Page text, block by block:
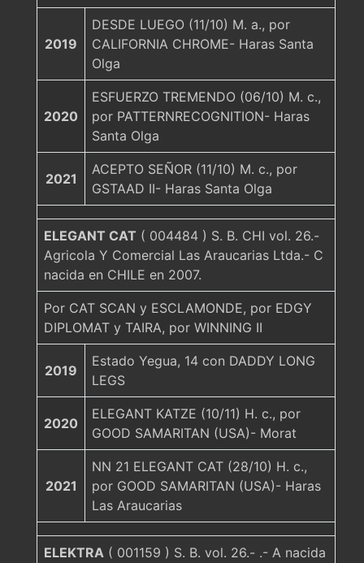
2019
DESDE LUEGO (11/10) M. a., por
CALIFORNIA CHROME- Haras Santa
Olga
2020
ESFUERZO TREMENDO (06/10) M. c.,
por PATTERNRECOGNITION- Haras
Santa Olga
2021
ACEPTO SEÑOR (11/10) M. c., por
GSTAAD II- Haras Santa Olga
ELEGANT CAT ( 004484 ) S. B. CHI vol. 26.-
Agricola Y Comercial Las Araucarias Ltda.- C
nacida en CHILE en 2007.
Por CAT SCAN y ESCLAMONDE, por EDGY
DIPLOMAT y TAIRA, por WINNING II
2019
Estado Yegua, 14 con DADDY LONG
LEGS
2020
ELEGANT KATZE (10/11) H. c., por
GOOD SAMARITAN (USA)- Morat
2021
NN 21 ELEGANT CAT (28/10) H. c.,
por GOOD SAMARITAN (USA)- Haras
Las Araucarias
ELEKTRA ( 001159 ) S. B. vol. 26.- .- A nacida